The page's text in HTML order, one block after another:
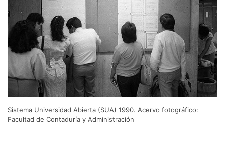
Sistema Universidad Abierta (SUA) 1990. Acervo fotográfico:
Facultad de Contaduría y Administración